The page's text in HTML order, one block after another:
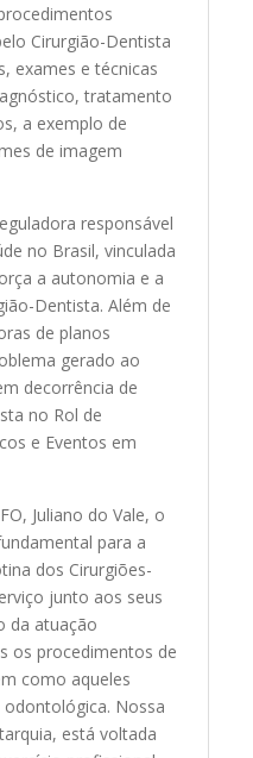
Cirurgião-Dentista
exames e técnicas
tratamento
a exemplo de
de imagem
responsável
no Brasil, vinculada
a autonomia e a
Dentista. Além de
de planos
gerado ao
decorrência de
no Rol de
e Eventos em
Juliano do Vale, o
para a
dos Cirurgiões-
junto aos seus
da atuação
os procedimentos de
como aqueles
Nossa
está voltada